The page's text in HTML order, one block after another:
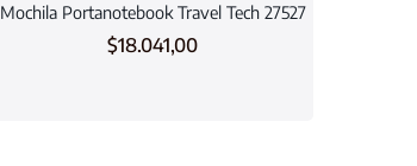
Mochila Portanotebook Travel Tech 27527
$18.041,00